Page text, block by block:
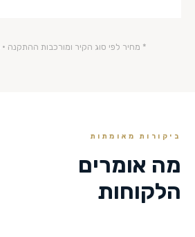
* מחיר לפי סוג הקיר ומורכבות ההתקנה ·
ביקורות מאומתות
מה אומרים
הלקוחות